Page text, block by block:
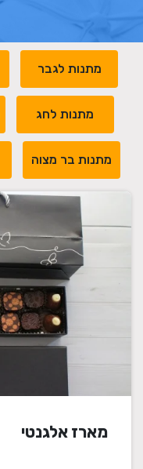
מתנות לגבר
מתנות לחג
מתנות בר מצוה
מארז אלגנטי